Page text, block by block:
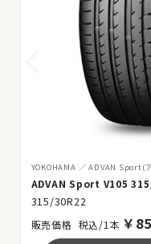
YOKOHAMA ADVAN Sport(
ADVAN Sport V105
315/30R22
税込/1本 ￥